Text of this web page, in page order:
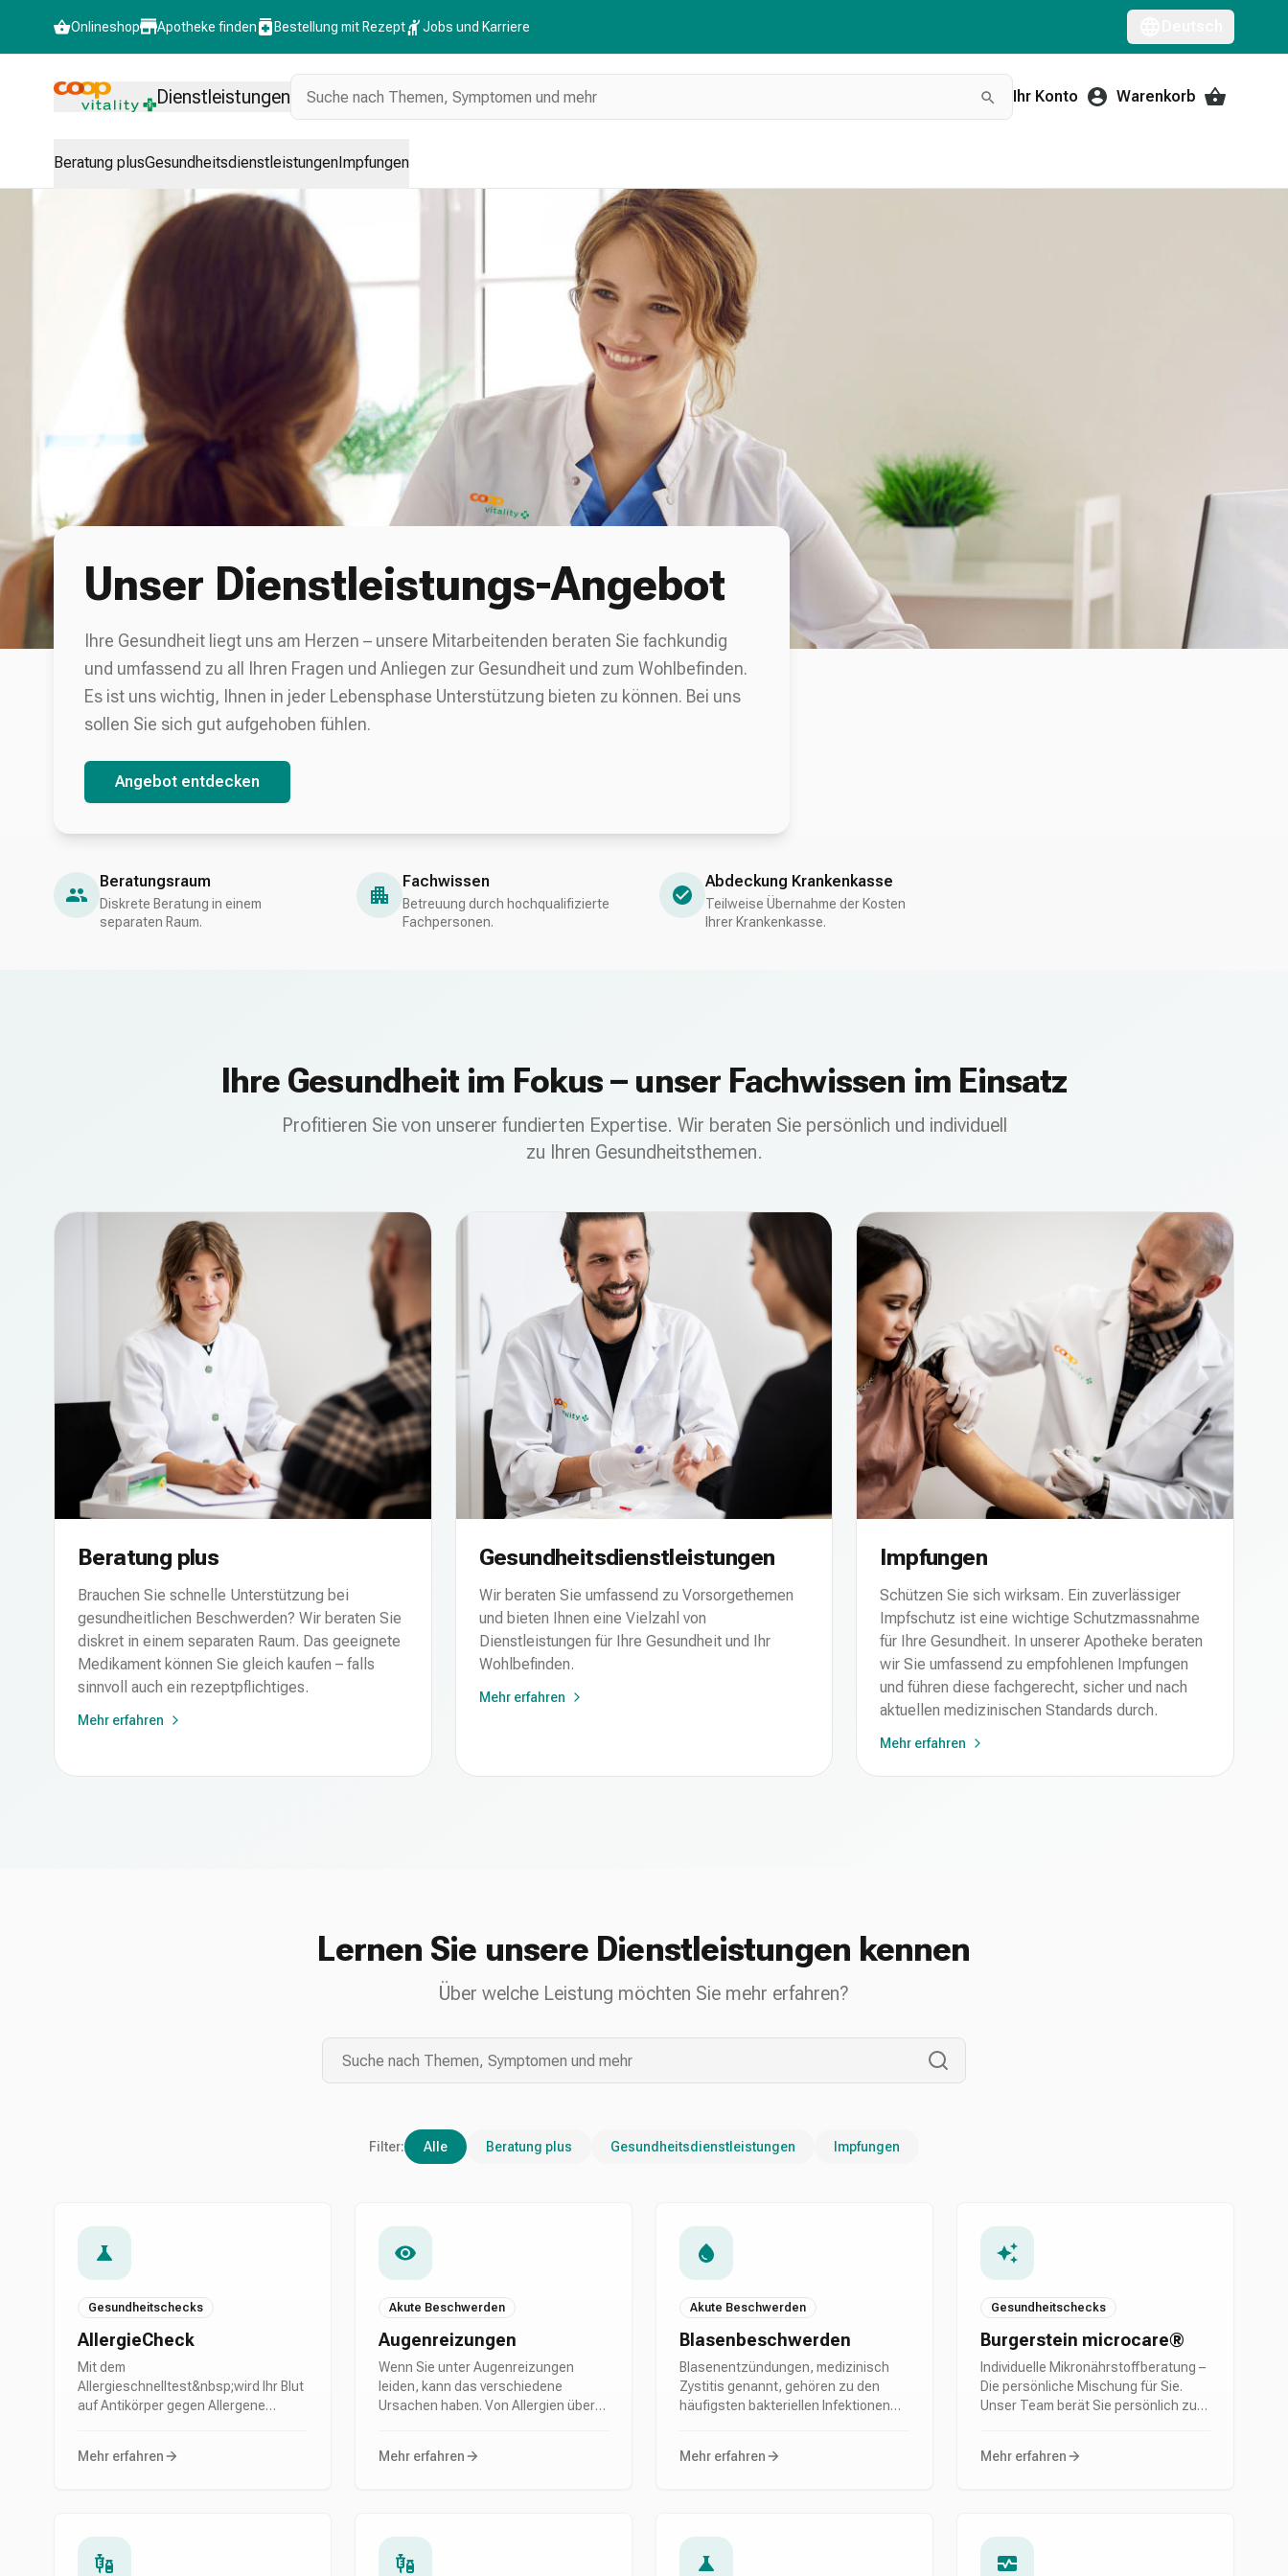
Onlineshop Apotheke finden Bestellung mit Rezept Jobs und Karriere
Dienstleistungen Ihr Konto Warenkorb
Beratung plusGesundheitsdienstleistungenImpfungen
Unser Dienstleistungs-Angebot
Ihre Gesundheit liegt uns am Herzen – unsere Mitarbeitenden beraten Sie fachkundig
und umfassend zu all Ihren Fragen und Anliegen zur Gesundheit und zum Wohlbefinden.
Es ist uns wichtig, Ihnen in jeder Lebensphase Unterstützung bieten zu können. Bei uns
sollen Sie sich gut aufgehoben fühlen.
Angebot entdecken
Warum uns wählenBeratungsraum
Diskrete Beratung in einem
separaten Raum.
Fachwissen
Betreuung durch hochqualifizierte
Fachpersonen.
Abdeckung Krankenkasse
Teilweise Übernahme der Kosten
Ihrer Krankenkasse.
Ihre Gesundheit im Fokus – unser Fachwissen im Einsatz
Profitieren Sie von unserer fundierten Expertise. Wir beraten Sie persönlich und individuell
zu Ihren Gesundheitsthemen.
Beratung plus
Brauchen Sie schnelle Unterstützung bei
gesundheitlichen Beschwerden? Wir beraten Sie
diskret in einem separaten Raum. Das geeignete
Medikament können Sie gleich kaufen – falls
sinnvoll auch ein rezeptpflichtiges.
Mehr erfahren
Gesundheitsdienstleistungen
Wir beraten Sie umfassend zu Vorsorgethemen
und bieten Ihnen eine Vielzahl von
Dienstleistungen für Ihre Gesundheit und Ihr
Wohlbefinden.
Mehr erfahren
Impfungen
Schützen Sie sich wirksam. Ein zuverlässiger
Impfschutz ist eine wichtige Schutzmassnahme
für Ihre Gesundheit. In unserer Apotheke beraten
wir Sie umfassend zu empfohlenen Impfungen
und führen diese fachgerecht, sicher und nach
aktuellen medizinischen Standards durch.
Mehr erfahren
Lernen Sie unsere Dienstleistungen kennen
Über welche Leistung möchten Sie mehr erfahren?
Filter: Alle Beratung plus Gesundheitsdienstleistungen Impfungen
Gesundheitschecks
AllergieCheck
Mit dem
Allergieschnelltest&nbsp;wird Ihr Blut
auf Antikörper gegen Allergene
Atemwege verantwortlich sind.
Mehr erfahren
Akute Beschwerden
Augenreizungen
Wenn Sie unter Augenreizungen
leiden, kann das verschiedene
Ursachen haben. Von Allergien über
Auslöser für Augenreizungen sind
entsprechende Massnahmen zu
ergreifen, um Ihre Augen zu schützen
Mehr erfahren
Akute Beschwerden
Blasenbeschwerden
Blasenentzündungen, medizinisch
Zystitis genannt, gehören zu den
häufigsten bakteriellen Infektionen
betroffen als Männer. Die Bakterien
unangenehme Entzündung auslösen.
Lässt Ihr Blasenleben gerade viel zu
Mehr erfahren
Gesundheitschecks
Burgerstein microcare®
Individuelle Mikronährstoffberatung –
Die persönliche Mischung für Sie.
Unser Team berät Sie persönlich zu
Mehr erfahren